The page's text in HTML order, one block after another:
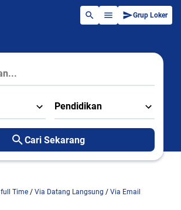
Grup Loker
Pendidikan
Cari Sekarang
full Time / Via Datang Langsung / Via Email